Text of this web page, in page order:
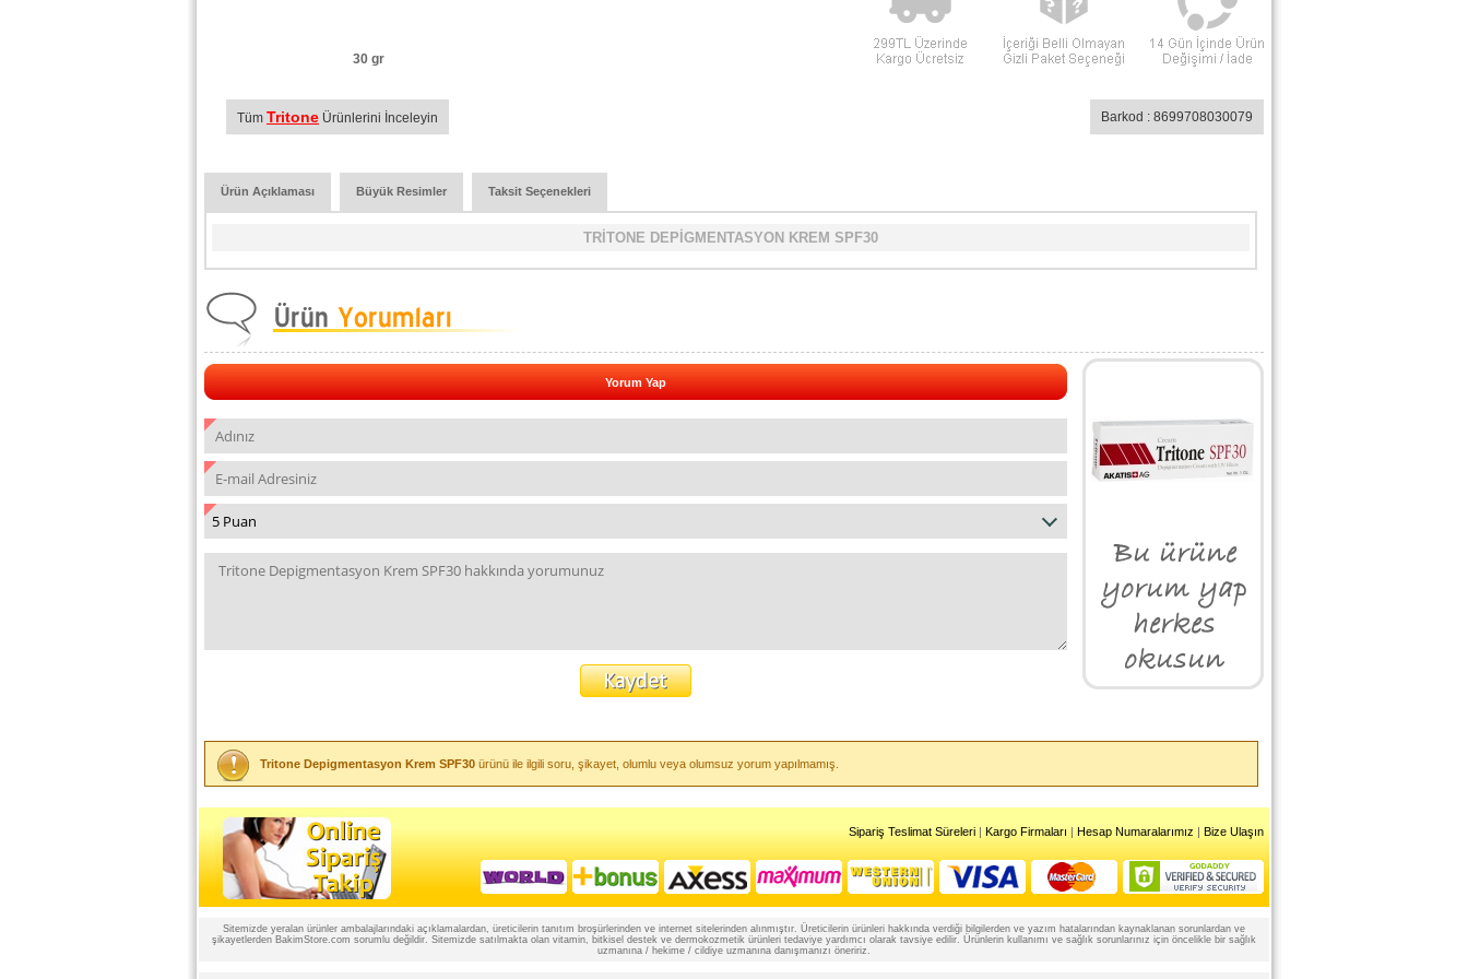
30 gr
Tüm Tritone Ürünlerini İnceleyin Barkod : 8699708030079
Ürün Açıklaması Büyük Resimler Taksit Seçenekleri
TRİTONE DEPİGMENTASYON KREM SPF30
Yorum Yap
Tritone Depigmentasyon Krem SPF30 ürünü ile ilgili soru, şikayet, olumlu veya olumsuz yorum yapılmamış.
Sipariş Teslimat Süreleri | Kargo Firmaları | Hesap Numaralarımız | Bize Ulaşın
Sitemizde yeralan ürünler ambalajlarındaki açıklamalardan, üreticilerin tanıtım broşürlerinden ve internet sitelerinden alınmıştır. Üreticilerin ürünleri hakkında verdiği bilgilerden ve yazım hatalarından kaynaklanan sorunlardan ve
şikayetlerden BakimStore.com sorumlu değildir. Sitemizde satılmakta olan vitamin, bitkisel destek ve dermokozmetik ürünleri tedaviye yardımcı olarak tavsiye edilir. Ürünlerin kullanımı ve sağlık sorunlarınız için öncelikle bir sağlık
uzmanına / hekime / cildiye uzmanına danışmanızı öneririz.